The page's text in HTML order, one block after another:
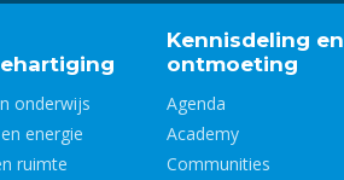
onderwijs
energie
ruimte
Kennisdeling en
ontmoeting
Agenda
Academy
Communities